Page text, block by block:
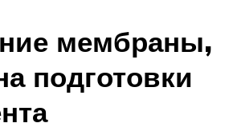
мембраны,
подготовки